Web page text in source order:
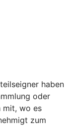
haben
oder
mit, wo es
zum